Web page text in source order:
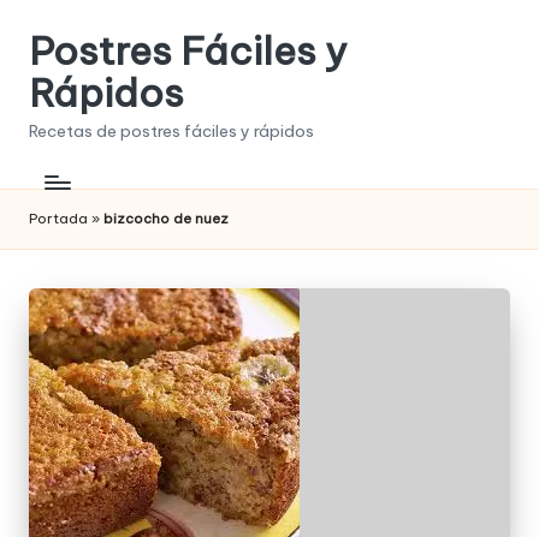
Saltar
contenido
Postres Fáciles y
Rápidos
Recetas de postres fáciles y rápidos
Portada » bizcocho de nuez